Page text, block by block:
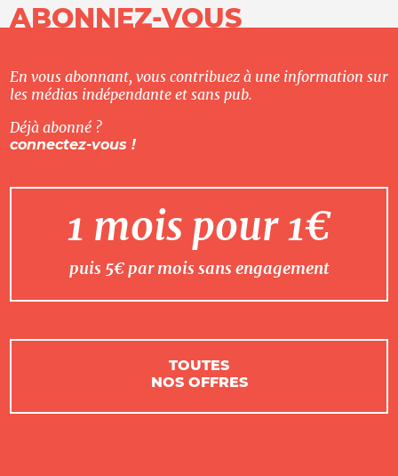
ABONNEZ-VOUS
En vous abonnant, vous contribuez à une information sur
les médias indépendante et sans pub.
Déjà abonné ?
connectez-vous !
1 mois pour 1€
puis 5€ par mois sans engagement
TOUTES
NOS OFFRES